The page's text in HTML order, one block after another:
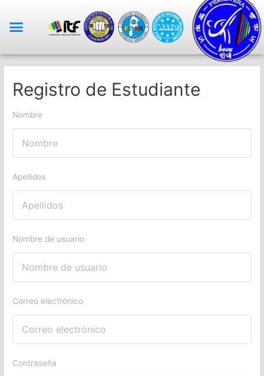
Registro de Estudiante
Nombre
Apellidos
Nombre de usuario
Correo electrónico
Contraseña